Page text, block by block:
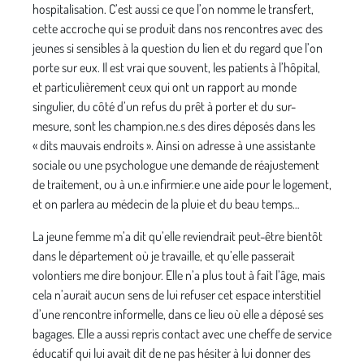
hospitalisation. C’est aussi ce que l’on nomme le transfert,
cette accroche qui se produit dans nos rencontres avec des
jeunes si sensibles à la question du lien et du regard que l’on
porte sur eux. Il est vrai que souvent, les patients à l’hôpital,
et particulièrement ceux qui ont un rapport au monde
singulier, du côté d’un refus du prêt à porter et du sur-
mesure, sont les champion.ne.s des dires déposés dans les
« dits mauvais endroits ». Ainsi on adresse à une assistante
sociale ou une psychologue une demande de réajustement
de traitement, ou à un.e infirmier.e une aide pour le logement,
et on parlera au médecin de la pluie et du beau temps…
La jeune femme m’a dit qu’elle reviendrait peut-être bientôt
dans le département où je travaille, et qu’elle passerait
volontiers me dire bonjour. Elle n’a plus tout à fait l’âge, mais
cela n’aurait aucun sens de lui refuser cet espace interstitiel
d’une rencontre informelle, dans ce lieu où elle a déposé ses
bagages. Elle a aussi repris contact avec une cheffe de service
éducatif qui lui avait dit de ne pas hésiter à lui donner des